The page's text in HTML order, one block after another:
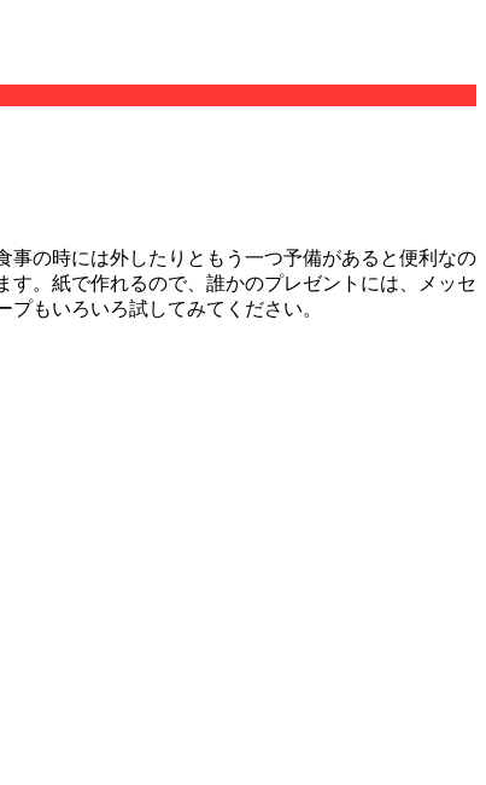
の時には外したりともう一つ予備があると便利なの
。紙で作れるので、誰かのプレゼントには、メッセ
もいろいろ試してみてください。